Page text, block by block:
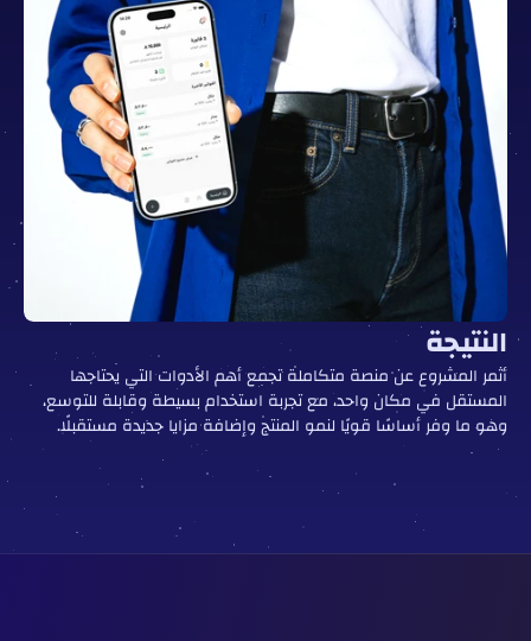
النتيجة
أثمر المشروع عن منصة متكاملة تجمع أهم الأدوات التي يحتاجها
المستقل في مكان واحد، مع تجربة استخدام بسيطة وقابلة للتوسع،
وهو ما وفر أساسًا قويًا لنمو المنتج وإضافة مزايا جديدة مستقبلًا.